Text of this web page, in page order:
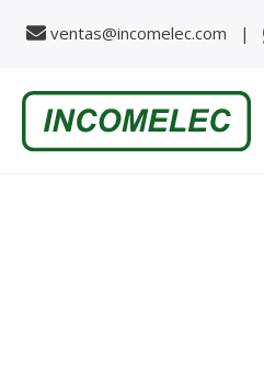
ventas@incomelec.com |